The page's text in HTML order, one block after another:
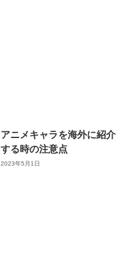
アニメキャラを海外に紹介
する時の注意点
2023年5月1日